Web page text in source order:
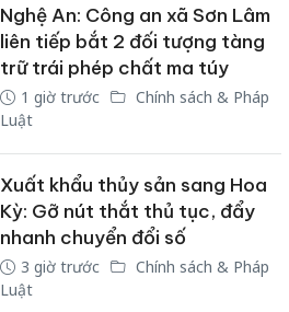
Nghệ An: Công an xã Sơn Lâm
liên tiếp bắt 2 đối tượng tàng
trữ trái phép chất ma túy
1 giờ trước
Chính sách & Pháp
Luật
Xuất khẩu thủy sản sang Hoa
Kỳ: Gỡ nút thắt thủ tục, đẩy
nhanh chuyển đổi số
3 giờ trước
Chính sách & Pháp
Luật